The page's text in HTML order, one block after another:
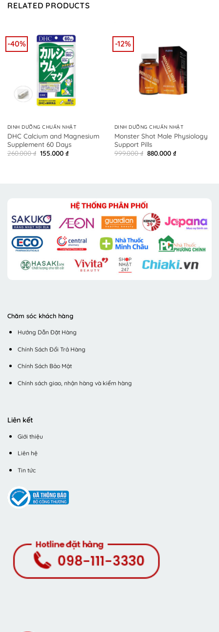
RELATED PRODUCTS
-40%
DINH DƯỠNG CHUẨN NHẬT
DHC Calcium and Magnesium
Supplement 60 Days
260.000₫ Original
155.000 ₫Current
-12%
DINH DƯỠNG CHUẨN NHẬT
Monster Shot Male Physiology
Support Pills
999.000₫ Original
880.000 ₫Current
Chăm sóc khách hàng
Hướng Dẫn Đặt Hàng
Chính Sách Đổi Trả Hàng
Chính Sách Bảo Mật
Chính sách giao, nhận hàng và kiểm hàng
Liên kết
Giới thiệu
Liên hệ
Tin tức